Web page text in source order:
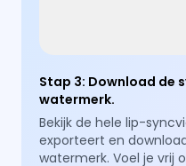
Stap 3: Download de
watermerk.
Bekijk de hele lip-
exporteert en
watermerk. Voel je vrij